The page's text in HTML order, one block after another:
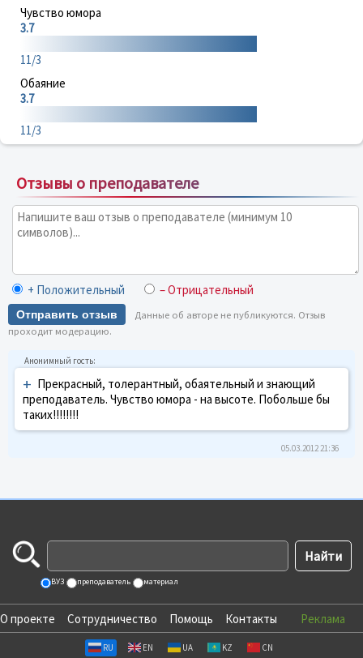
Чувство юмора
3.7
11/3
Обаяние
3.7
11/3
Отзывы о преподавателе
+ Положительный – Отрицательный
Отправить отзыв
Данные об авторе не публикуются. Отзыв
проходит модерацию.
+ Прекрасный, толерантный, обаятельный и знающий
преподаватель. Чувство юмора - на высоте. Побольше бы
таких!!!!!!!!
05.03.2012 21:36
ВУЗ преподаватель материал
О проекте Сотрудничество Помощь Контакты Реклама
RU EN UA KZ CN